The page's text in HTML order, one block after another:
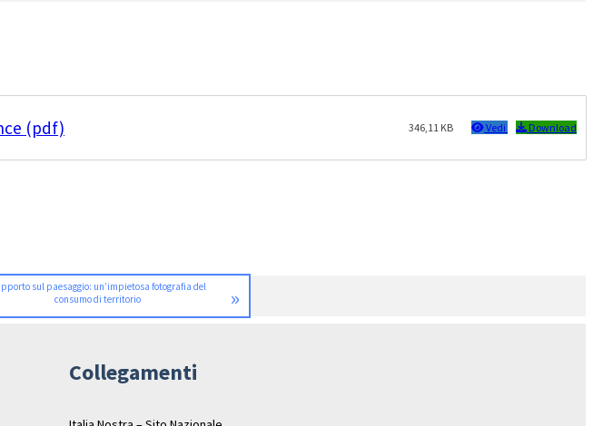
(pdf) 346,11 KB Vedi Download
sul paesaggio: un’impietosa fotografia del
consumo di territorio
»
Collegamenti